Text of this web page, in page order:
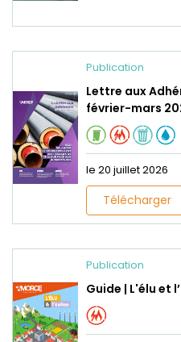
Publication
Lettre aux
février-mars
le 20 juillet 2026
Télécharger
Publication
Guide | L'élu et